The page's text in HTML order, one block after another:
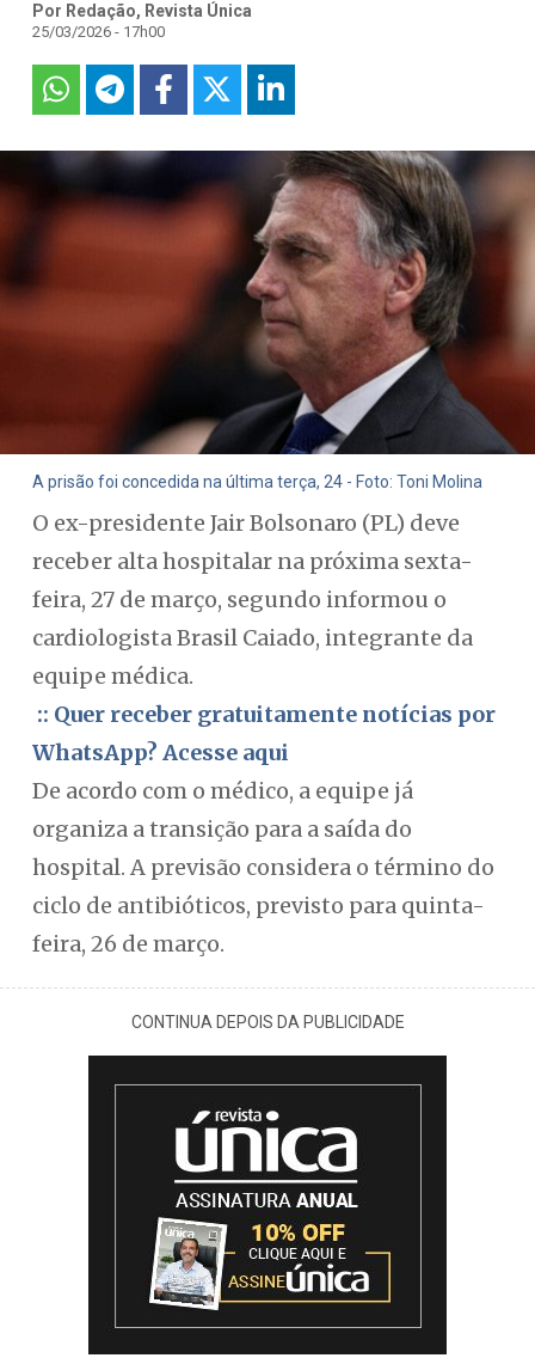
Por Redação, Revista Única
25/03/2026 - 17h00
A prisão foi concedida na última terça, 24 - Foto: Toni Molina
O ex-presidente Jair Bolsonaro (PL) deve
receber alta hospitalar na próxima sexta-
feira, 27 de março, segundo informou o
cardiologista Brasil Caiado, integrante da
equipe médica.
:: Quer receber gratuitamente notícias por
WhatsApp? Acesse aqui
De acordo com o médico, a equipe já
organiza a transição para a saída do
hospital. A previsão considera o término do
ciclo de antibióticos, previsto para quinta-
feira, 26 de março.
CONTINUA DEPOIS DA PUBLICIDADE